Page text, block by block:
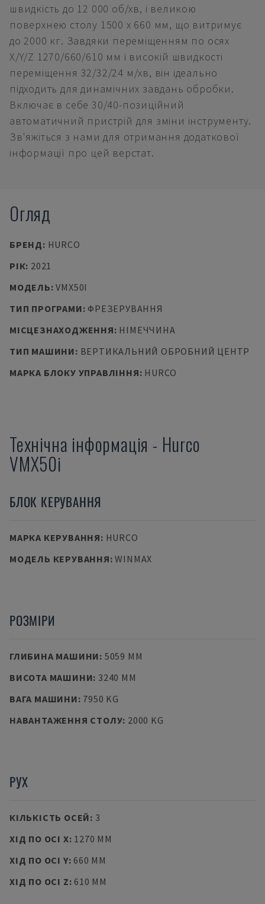
швидкість до 12 000 об/хв, і великою
поверхнею столу 1500 x 660 мм, що витримує
до 2000 кг. Завдяки переміщенням по осях
X/Y/Z 1270/660/610 мм і високій швидкості
переміщення 32/32/24 м/хв, він ідеально
підходить для динамічних завдань обробки.
Включає в себе 30/40-позиційний
автоматичний пристрій для зміни інструменту.
Зв'яжіться з нами для отримання додаткової
інформації про цей верстат.
Огляд
БРЕНД: HURCO
РІК: 2021
МОДЕЛЬ:VMX50I
ТИП ПРОГРАМИ: ФРЕЗЕРУВАННЯ
МІСЦЕЗНАХОДЖЕННЯ: НІМЕЧЧИНА
ТИП МАШИНИ: ВЕРТИКАЛЬНИЙ ОБРОБНИЙ ЦЕНТР
МАРКА БЛОКУ УПРАВЛІННЯ: HURCO
Технічна інформація - Hurco
VMX50i
БЛОК КЕРУВАННЯ
МАРКА КЕРУВАННЯ: HURCO
МОДЕЛЬ КЕРУВАННЯ:WINMAX
РОЗМІРИ
ГЛИБИНА МАШИНИ: 5059 MM
ВИСОТА МАШИНИ: 3240 MM
ВАГА МАШИНИ: 7950 KG
НАВАНТАЖЕННЯ СТОЛУ: 2000 KG
РУХ
КІЛЬКІСТЬ ОСЕЙ: 3
ХІД ПО ОСІ X: 1270 MM
ХІД ПО ОСІ Y: 660 MM
ХІД ПО ОСІ Z: 610 MM